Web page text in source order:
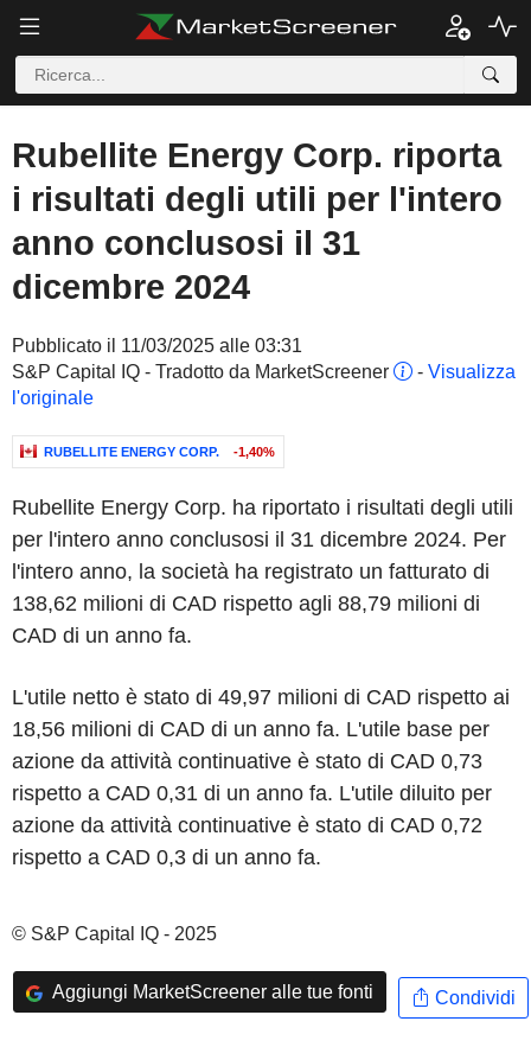
Rubellite Energy Corp. riporta
i risultati degli utili per l'intero
anno conclusosi il 31
dicembre 2024
Pubblicato il 11/03/2025 alle 03:31
S&P Capital IQ - Tradotto da MarketScreener
- Visualizza
l'originale
RUBELLITE ENERGY CORP. -1,40%
Rubellite Energy Corp. ha riportato i risultati degli utili
per l'intero anno conclusosi il 31 dicembre 2024. Per
l'intero anno, la società ha registrato un fatturato di
138,62 milioni di CAD rispetto agli 88,79 milioni di
CAD di un anno fa.
L'utile netto è stato di 49,97 milioni di CAD rispetto ai
18,56 milioni di CAD di un anno fa. L'utile base per
azione da attività continuative è stato di CAD 0,73
rispetto a CAD 0,31 di un anno fa. L'utile diluito per
azione da attività continuative è stato di CAD 0,72
rispetto a CAD 0,3 di un anno fa.
© S&P Capital IQ - 2025
Aggiungi MarketScreener alle tue fonti Condividi